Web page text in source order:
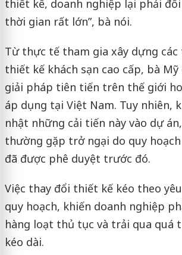
thiết kế, doanh nghiệp lại phải
thời gian rất lớn”, bà nói.
Từ thực tế tham gia xây dựng các
thiết kế khách sạn cao cấp, bà
giải pháp tiên tiến trên thế giới
áp dụng tại Việt Nam. Tuy nhiên,
nhật những cải tiến này vào dự
thường gặp trở ngại do quy
đã được phê duyệt trước đó.
Việc thay đổi thiết kế kéo theo
quy hoạch, khiến doanh nghiệp
hàng loạt thủ tục và trải qua quá
kéo dài.